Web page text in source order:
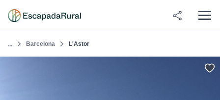
... Barcelona L'Astor